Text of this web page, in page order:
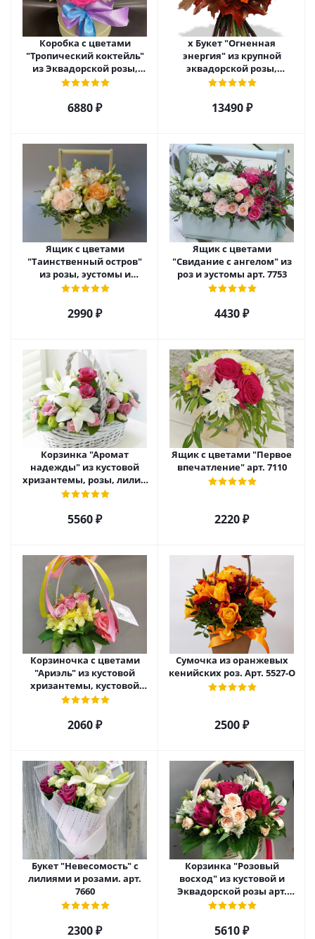
Коробка с цветами
"Тропический коктейль"
из Эквадорской розы,
эустомы, альстромерии
6880 ₽
х Букет "Огненная
энергия" из крупной
эквадорской розы,
гиперикума и гермини.
13490 ₽
Ящик с цветами
"Таинственный остров"
из розы, эустомы и
диантуса арт. 7754
2990 ₽
Ящик с цветами
"Свидание с ангелом" из
роз и эустомы арт. 7753
4430 ₽
Корзинка "Аромат
надежды" из кустовой
хризантемы, розы, лилий
и эустомы. арт. 7751
5560 ₽
Ящик с цветами "Первое
впечатление" арт. 7110
2220 ₽
Корзиночка с цветами
"Ариэль" из кустовой
хризантемы, кустовой
розы и альстромерии арт.
2060 ₽
Сумочка из оранжевых
кенийских роз. Арт. 5527-О
2500 ₽
Букет "Невесомость" с
лилиями и розами. арт.
7660
2300 ₽
Корзинка "Розовый
восход" из кустовой и
Эквадорской розы арт.
5520
5610 ₽